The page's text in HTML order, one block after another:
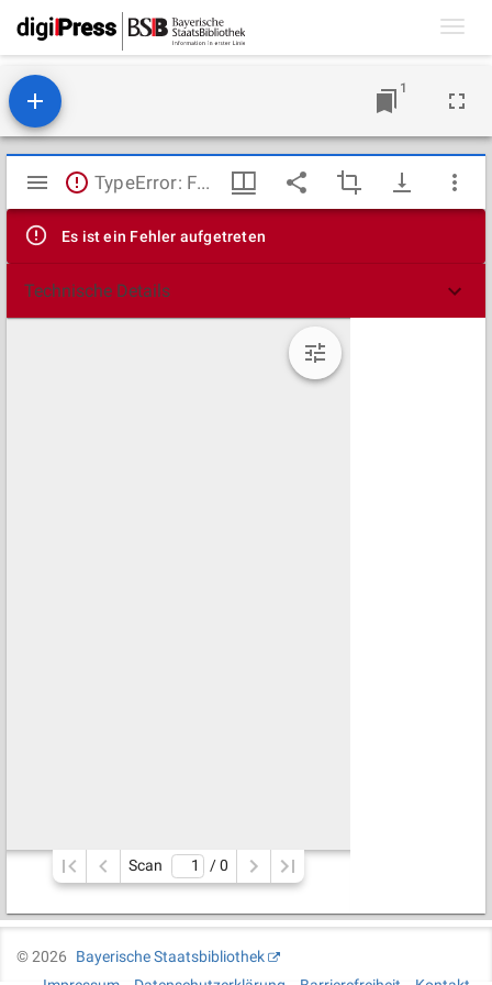
1
Mirador
Viewer
TypeError: Failed to fetch
Es ist ein Fehler aufgetreten
Technische Details
Scan / 0
©2026
Bayerische Staatsbibliothek